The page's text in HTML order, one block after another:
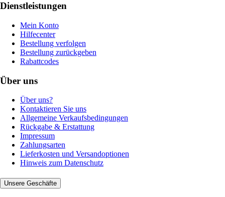
Dienstleistungen
Mein Konto
Hilfecenter
Bestellung verfolgen
Bestellung zurückgeben
Rabattcodes
Über uns
Über uns?
Kontaktieren Sie uns
Allgemeine Verkaufsbedingungen
Rückgabe & Erstattung
Impressum
Zahlungsarten
Lieferkosten und Versandoptionen
Hinweis zum Datenschutz
Unsere Geschäfte